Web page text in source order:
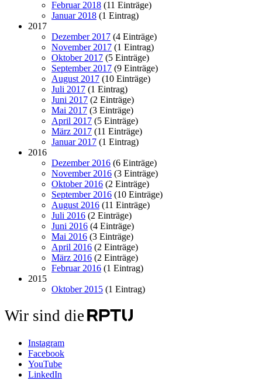
Februar 2018 (11 Einträge)
Januar 2018 (1 Eintrag)
2017
Dezember 2017 (4 Einträge)
November 2017 (1 Eintrag)
Oktober 2017 (5 Einträge)
September 2017 (9 Einträge)
August 2017 (10 Einträge)
Juli 2017 (1 Eintrag)
Juni 2017 (2 Einträge)
Mai 2017 (3 Einträge)
April 2017 (5 Einträge)
März 2017 (11 Einträge)
Januar 2017 (1 Eintrag)
2016
Dezember 2016 (6 Einträge)
November 2016 (3 Einträge)
Oktober 2016 (2 Einträge)
September 2016 (10 Einträge)
August 2016 (11 Einträge)
Juli 2016 (2 Einträge)
Juni 2016 (4 Einträge)
Mai 2016 (3 Einträge)
April 2016 (2 Einträge)
März 2016 (2 Einträge)
Februar 2016 (1 Eintrag)
2015
Oktober 2015 (1 Eintrag)
Wir sind die
Instagram
Facebook
YouTube
LinkedIn